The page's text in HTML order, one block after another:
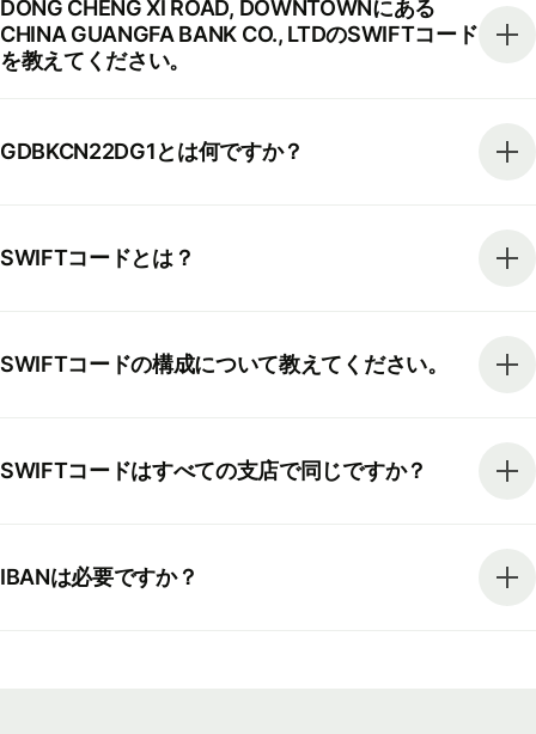
DONG CHENG XI ROAD, DOWNTOWNにある
CHINA GUANGFA BANK CO., LTDのSWIFTコード
を教えてください。
GDBKCN22DG1とは何ですか？
SWIFTコードとは？
SWIFTコードの構成について教えてください。
SWIFTコードはすべての支店で同じですか？
IBANは必要ですか？